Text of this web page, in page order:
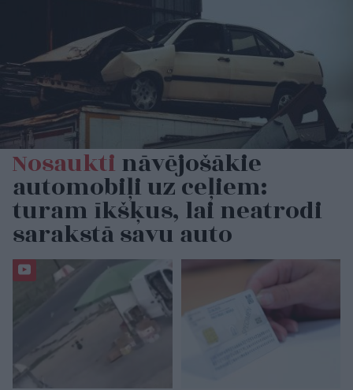
Nosauktināvējošākie
automobiļi uz ceļiem:
turam īkšķus, lai neatrodi
sarakstā savu auto